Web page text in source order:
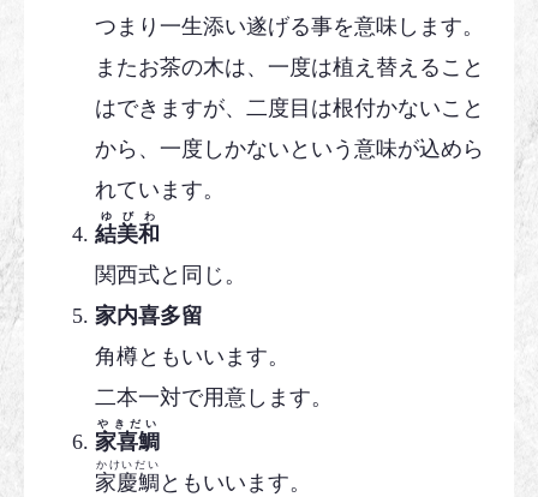
つまり一生添い遂げる事を意味します。
またお茶の木は、一度は植え替えること
はできますが、二度目は根付かないこと
から、一度しかないという意味が込めら
れています。
結美和
ゆびわ
関西式と同じ。
家内喜多留
角樽ともいいます。
二本一対で用意します。
家喜鯛
やきだい
家慶鯛
かけいだい
ともいいます。